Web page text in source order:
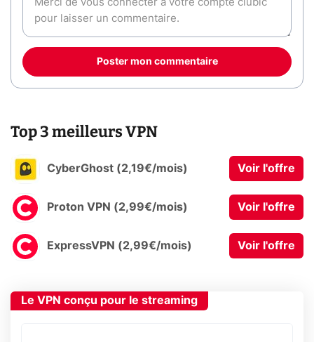
Poster mon commentaire
Top 3 meilleurs VPN
CyberGhost (2,19€/mois) Voir l'offre
Proton VPN (2,99€/mois) Voir l'offre
ExpressVPN (2,99€/mois) Voir l'offre
Le VPN conçu pour le streaming